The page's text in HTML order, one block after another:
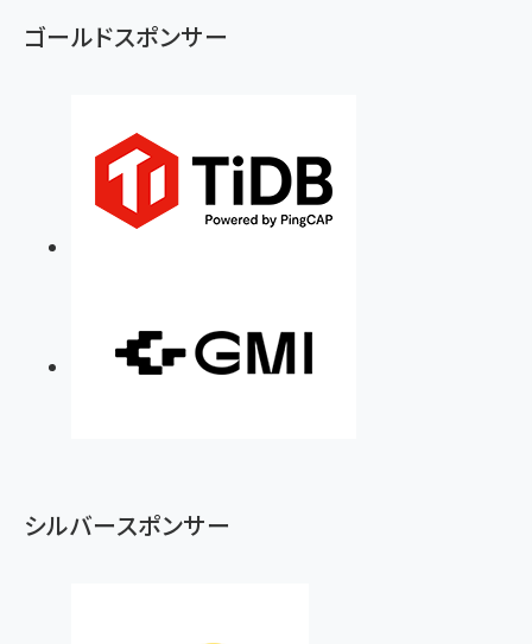
ゴールドスポンサー
シルバースポンサー